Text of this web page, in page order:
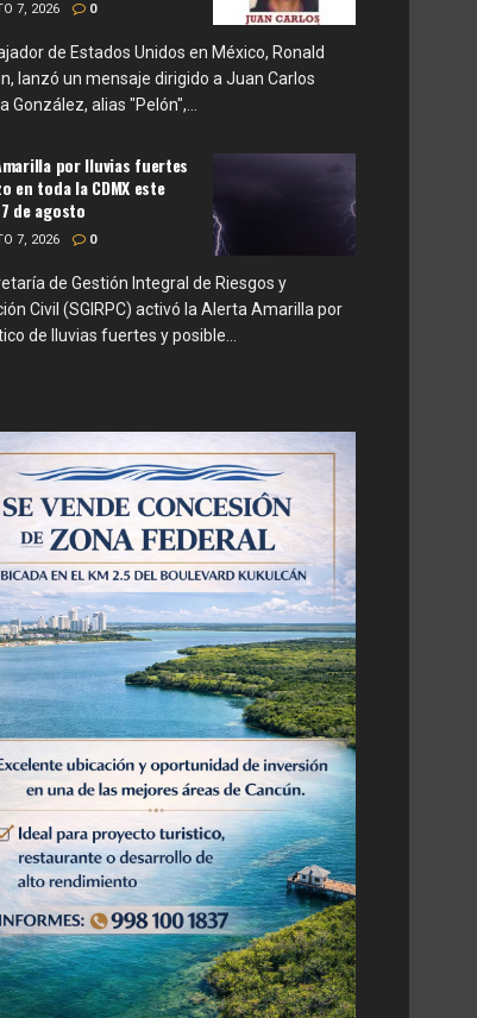
7, 2026 0
de Estados Unidos en México, Ronald
lanzó un mensaje dirigido a Juan Carlos
González, alias "Pelón",...
por lluvias fuertes
en toda la CDMX este
de agosto
7, 2026 0
de Gestión Integral de Riesgos y
Civil (SGIRPC) activó la Alerta Amarilla por
de lluvias fuertes y posible...